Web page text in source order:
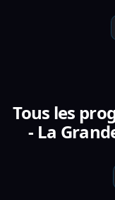
Tous les
- La